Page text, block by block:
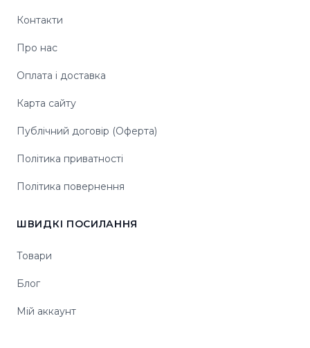
Контакти
Про нас
Оплата і доставка
Карта сайту
Публічний договір (Оферта)
Політика приватності
Політика повернення
ШВИДКІ ПОСИЛАННЯ
Товари
Блог
Мій аккаунт